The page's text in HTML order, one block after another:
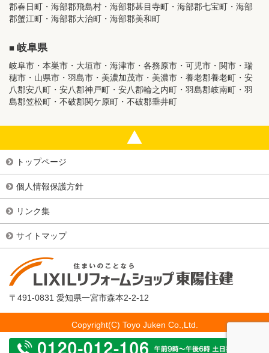
郡春日町・海部郡飛島村・海部郡甚目寺町・海部郡七宝町・海部
郡蟹江町・海部郡大治町・海部郡美和町
岐阜県
岐阜市・本巣市・大垣市・海津市・各務原市・可児市・関市・瑞
穂市・山県市・羽島市・美濃加茂市・美濃市・養老郡養老町・安
八郡安八町・安八郡神戸町・安八郡輪之内町・羽島郡岐南町・羽
島郡笠松町・不破郡関ケ原町・不破郡垂井町
トップページ
個人情報保護方針
リンク集
サイトマップ
〒491-0831 愛知県一宮市森本2-2-12
Copyright(C) Toyo Juken Co.,Ltd.